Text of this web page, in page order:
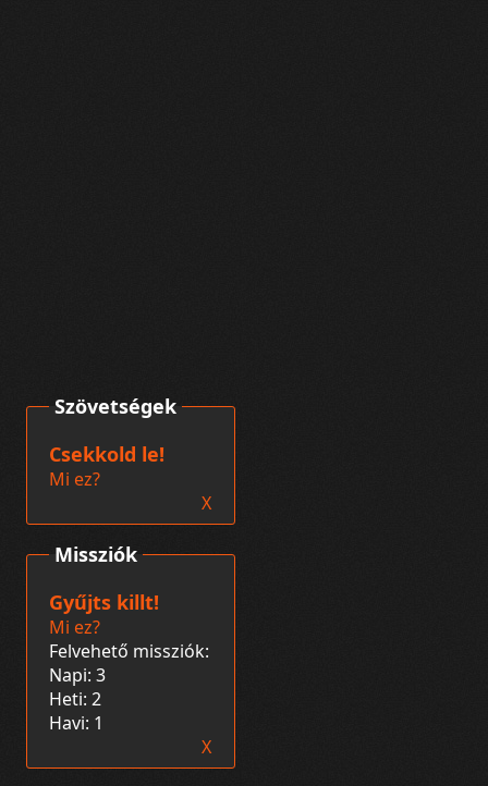
Missziók
Gyűjts killt!
Mi ez?
Felvehető missziók:
Napi: 3
Heti: 2
Havi: 1
X
Szövetségek
Csekkold le!
Mi ez?
X